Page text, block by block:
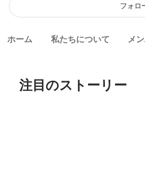
フォロ
ホーム 私たちについて メ
注目のストーリー